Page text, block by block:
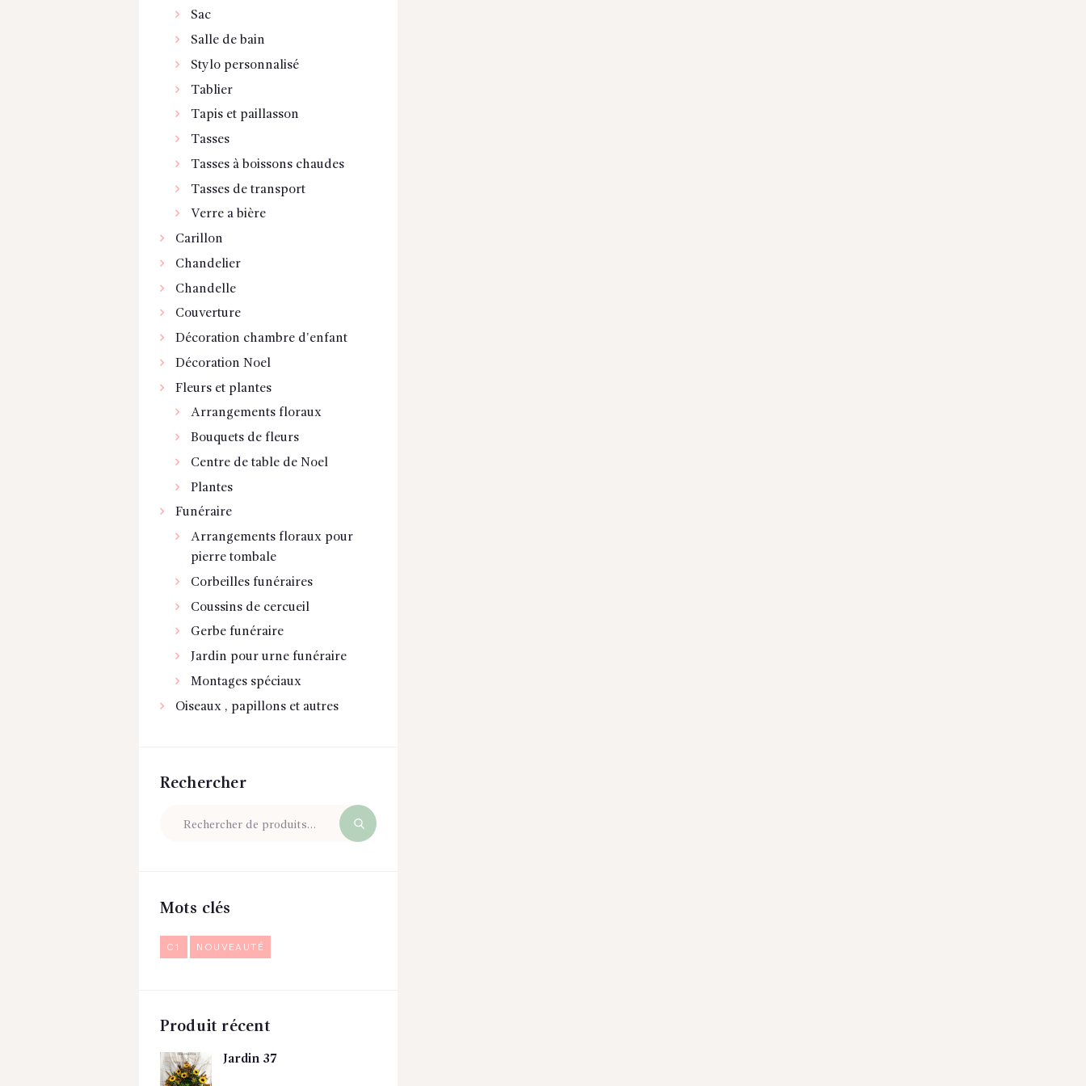
Sac
Salle de bain
Stylo personnalisé
Tablier
Tapis et paillasson
Tasses
Tasses à boissons chaudes
Tasses de transport
Verre a bière
Carillon
Chandelier
Chandelle
Couverture
Décoration chambre d'enfant
Décoration Noel
Fleurs et plantes
Arrangements floraux
Bouquets de fleurs
Centre de table de Noel
Plantes
Funéraire
Arrangements floraux pour
pierre tombale
Corbeilles funéraires
Coussins de cercueil
Gerbe funéraire
Jardin pour urne funéraire
Montages spéciaux
Oiseaux , papillons et autres
Rechercher
Mots clés
C1 NOUVEAUTÉ
Produit récent
Jardin 37